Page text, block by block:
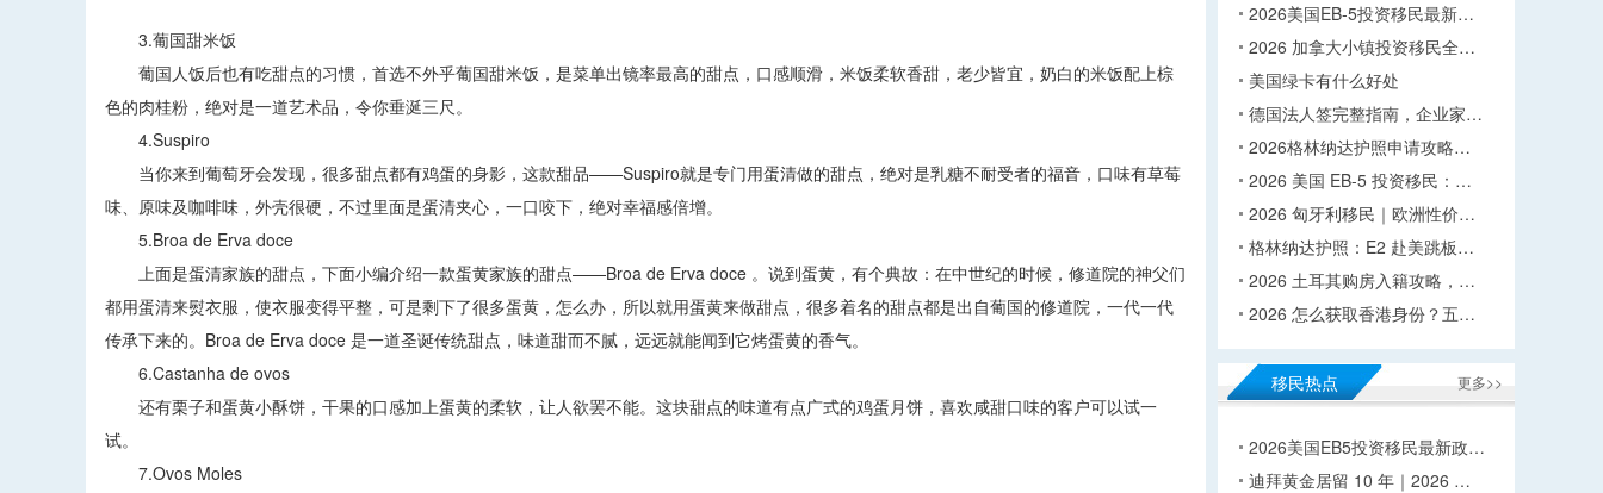
3.葡国甜米饭
葡国人饭后也有吃甜点的习惯，首选不外乎葡国甜米饭，是菜单出镜率最高的甜点，口感顺滑，米饭柔软香甜，老少皆宜，奶白的米饭配上棕
色的肉桂粉，绝对是一道艺术品，令你垂涎三尺。
4.Suspiro
当你来到葡萄牙会发现，很多甜点都有鸡蛋的身影，这款甜品——Suspiro就是专门用蛋清做的甜点，绝对是乳糖不耐受者的福音，口味有草莓
味、原味及咖啡味，外壳很硬，不过里面是蛋清夹心，一口咬下，绝对幸福感倍增。
5.Broa de Erva doce
上面是蛋清家族的甜点，下面小编介绍一款蛋黄家族的甜点——Broa de Erva doce 。说到蛋黄，有个典故：在中世纪的时候，修道院的神父们
都用蛋清来熨衣服，使衣服变得平整，可是剩下了很多蛋黄，怎么办，所以就用蛋黄来做甜点，很多着名的甜点都是出自葡国的修道院，一代一代
传承下来的。Broa de Erva doce 是一道圣诞传统甜点，味道甜而不腻，远远就能闻到它烤蛋黄的香气。
6.Castanha de ovos
还有栗子和蛋黄小酥饼，干果的口感加上蛋黄的柔软，让人欲罢不能。这块甜点的味道有点广式的鸡蛋月饼，喜欢咸甜口味的客户可以试一
试。
7.Ovos Moles
2026美国EB-5投资移民最新…
2026 加拿大小镇投资移民全…
美国绿卡有什么好处
德国法人签完整指南，企业家…
2026格林纳达护照申请攻略…
2026 美国 EB-5 投资移民：…
2026 匈牙利移民｜欧洲性价…
格林纳达护照：E2 赴美跳板…
2026 土耳其购房入籍攻略，…
2026 怎么获取香港身份？五…
更多>>
移民热点
2026美国EB5投资移民最新政…
迪拜黄金居留 10 年｜2026 …